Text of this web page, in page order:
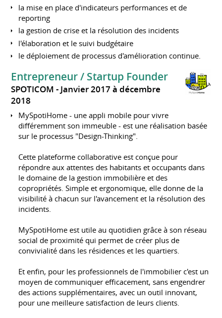
la mise en place d'indicateurs performances et de
reporting
la gestion de crise et la résolution des incidents
l'élaboration et le suivi budgétaire
le déploiement de processus d'amélioration continue.
Entrepreneur / Startup Founder
SPOTICOM
Janvier 2017 à décembre
2018
MySpotiHome - une appli mobile pour vivre
différemment son immeuble - est une réalisation basée
sur le processus "Design-Thinking".
Cette plateforme collaborative est conçue pour
répondre aux attentes des habitants et occupants dans
le domaine de la gestion immobilière et des
copropriétés. Simple et ergonomique, elle donne de la
visibilité à chacun sur l'avancement et la résolution des
incidents.
MySpotiHome est utile au quotidien grâce à son réseau
social de proximité qui permet de créer plus de
convivialité dans les résidences et les quartiers.
Et enfin, pour les professionnels de l'immobilier c'est un
moyen de communiquer efficacement, sans engendrer
des actions supplémentaires, avec un outil innovant,
pour une meilleure satisfaction de leurs clients.